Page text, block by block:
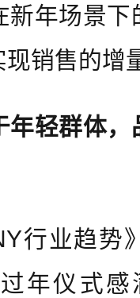
新年场景
销售的增
年轻群体
行业趋势
年仪式感